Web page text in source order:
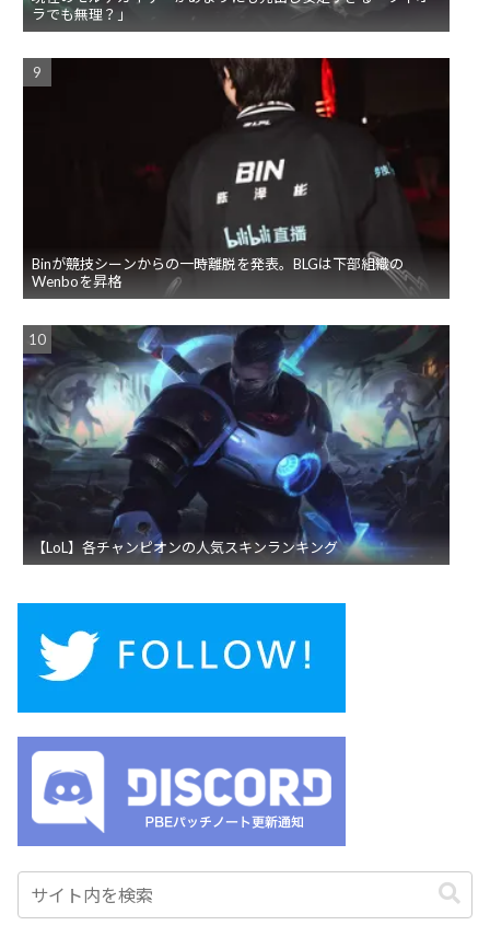
ラでも無理？」
Binが競技シーンからの一時離脱を発表。BLGは下部組織の
Wenboを昇格
【LoL】各チャンピオンの人気スキンランキング